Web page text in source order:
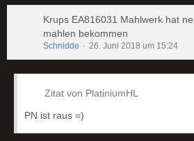
Krups EA816031 Mahlwerk hat
mahlen bekommen
Schnidde 26. Juni 2018 um 15:24
Zitat von PlatiniumHL
PN ist raus =)